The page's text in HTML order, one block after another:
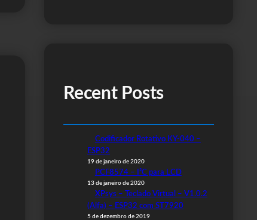
Recent Posts
Codificador Rotativo KY-040 –
ESP32
19 de janeiro de 2020
PCF8574 – I²C para LCD
13 de janeiro de 2020
XPsys – Teclado Virtual – V1.0.2
(Alfa) – ESP32 com ST7920
5 de dezembro de 2019